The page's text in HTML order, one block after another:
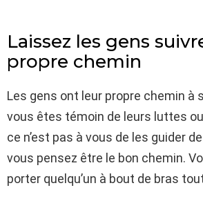
Laissez les gens
propre chemin
Les gens ont leur propre chemin à
vous êtes témoin de leurs luttes
ce n’est pas à vous de les guider
vous pensez être le bon chemin.
porter quelqu’un à bout de bras